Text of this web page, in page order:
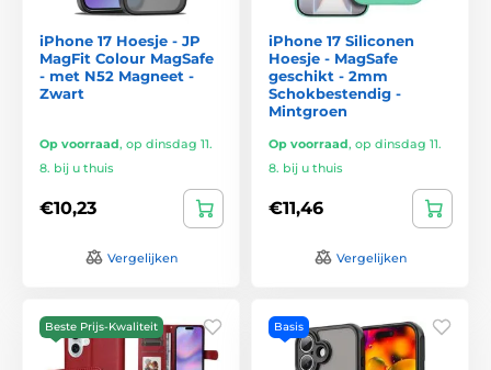
iPhone 17 Hoesje - JP
MagFit Colour MagSafe
- met N52 Magneet -
Zwart
Op voorraad, op dinsdag 11.
8. bij u thuis
€10,23
Vergelijken
iPhone 17 Siliconen
Hoesje - MagSafe
geschikt - 2mm
Schokbestendig -
Mintgroen
Op voorraad, op dinsdag 11.
8. bij u thuis
€11,46
Vergelijken
Beste Prijs-Kwaliteit Basis